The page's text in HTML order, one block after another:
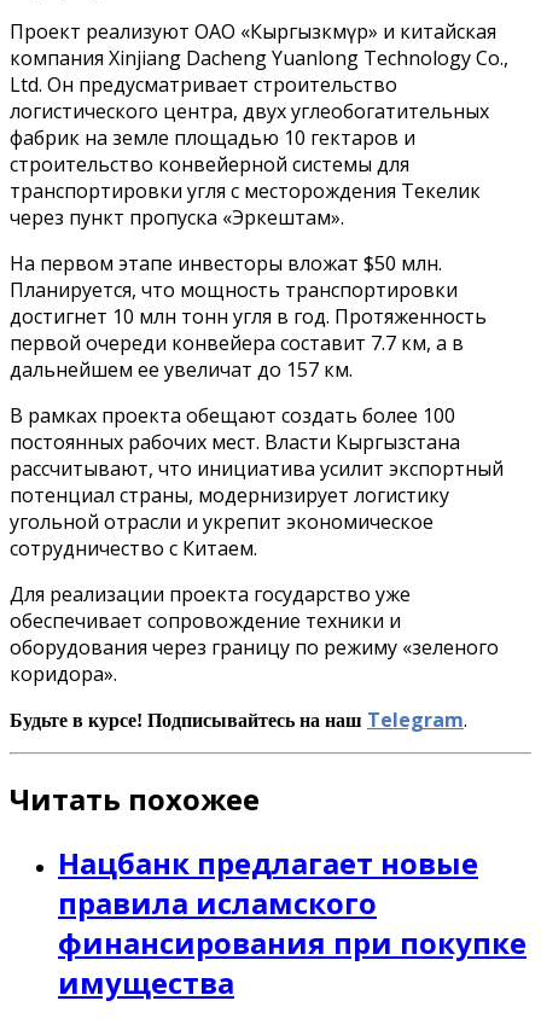
Проект реализуют ОАО «Кыргызкөмүр» и китайская
компания Xinjiang Dacheng Yuanlong Technology Co.,
Ltd. Он предусматривает строительство
логистического центра, двух углеобогатительных
фабрик на земле площадью 10 гектаров и
строительство конвейерной системы для
транспортировки угля с месторождения Текелик
через пункт пропуска «Эркештам».
На первом этапе инвесторы вложат $50 млн.
Планируется, что мощность транспортировки
достигнет 10 млн тонн угля в год. Протяженность
первой очереди конвейера составит 7.7 км, а в
дальнейшем ее увеличат до 157 км.
В рамках проекта обещают создать более 100
постоянных рабочих мест. Власти Кыргызстана
рассчитывают, что инициатива усилит экспортный
потенциал страны, модернизирует логистику
угольной отрасли и укрепит экономическое
сотрудничество с Китаем.
Для реализации проекта государство уже
обеспечивает сопровождение техники и
оборудования через границу по режиму «зеленого
коридора».
Будьте в курсе! Подписывайтесь на наш Telegram.
Читать похожее
Нацбанк предлагает новые
правила исламского
финансирования при покупке
имущества